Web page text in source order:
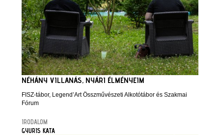
NÉHÁNY VILLANÁS, NYÁRI ÉLMÉNYEIM
FISZ-tábor, Legend’Art Összművészeti Alkotótábor és Szakmai
Fórum
IRODALOM
GYURIS KATA